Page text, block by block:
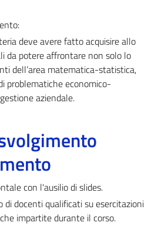
deve avere fatto acquisire allo
da potere affrontare non solo lo
dell’area matematica-statistica,
problematiche economico-
aziendale.
con l'ausilio di slides.
docenti qualificati su esercitazioni
impartite durante il corso.